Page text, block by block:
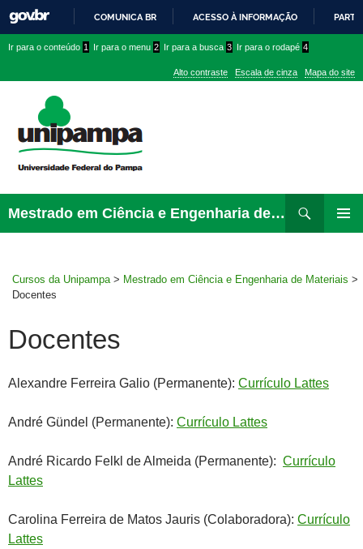
PARA
CONTEÚDO
COMUNICA BR ACESSO À INFORMAÇÃO
conteúdo
menu
superior
menu
Ir para o conteúdo 1 Ir para o menu 2 Ir para a busca 3 Ir para o rodapé 4
Alto contraste Escala de cinza Mapa do site
Mestrado em Ciência e Engenharia de Materiais
para
Cursos da Unipampa > Mestrado em Ciência e Engenharia de Materiais >
Docentes
Docentes
Alexandre Ferreira Galio (Permanente): Currículo Lattes
André Gündel (Permanente): Currículo Lattes
André Ricardo Felkl de Almeida (Permanente): Currículo
Lattes
Carolina Ferreira de Matos Jauris (Colaboradora): Currículo
Lattes